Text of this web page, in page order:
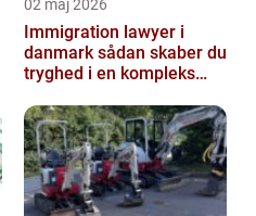
02 maj 2026
Immigration lawyer i
danmark sådan skaber du
tryghed i en kompleks